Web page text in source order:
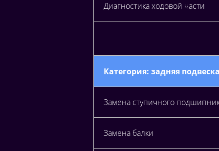
Диагностика ходовой части
Категория: задняя
Замена ступичного
Замена балки